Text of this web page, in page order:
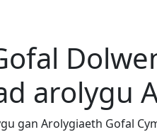
arolygu
gan Arolygiaeth Gofal